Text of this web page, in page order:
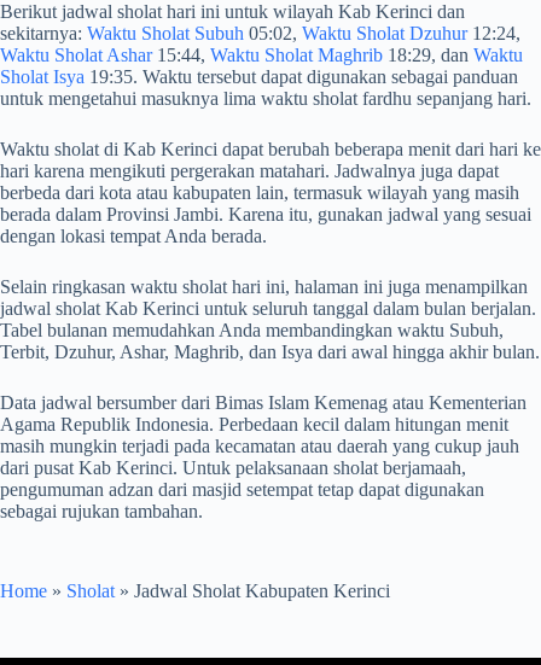
Berikut jadwal sholat hari ini untuk wilayah Kab Kerinci dan
sekitarnya: Waktu Sholat Subuh 05:02, Waktu Sholat Dzuhur12:24,
Waktu Sholat Ashar15:44, Waktu Sholat Maghrib 18:29, dan Waktu
Sholat Isya 19:35. Waktu tersebut dapat digunakan sebagai panduan
untuk mengetahui masuknya lima waktu sholat fardhu sepanjang hari.
Waktu sholat di Kab Kerinci dapat berubah beberapa menit dari hari ke
hari karena mengikuti pergerakan matahari. Jadwalnya juga dapat
berbeda dari kota atau kabupaten lain, termasuk wilayah yang masih
berada dalam Provinsi Jambi. Karena itu, gunakan jadwal yang sesuai
dengan lokasi tempat Anda berada.
Selain ringkasan waktu sholat hari ini, halaman ini juga menampilkan
jadwal sholat Kab Kerinci untuk seluruh tanggal dalam bulan berjalan.
Tabel bulanan memudahkan Anda membandingkan waktu Subuh,
Terbit, Dzuhur, Ashar, Maghrib, dan Isya dari awal hingga akhir bulan.
Data jadwal bersumber dari Bimas Islam Kemenag atau Kementerian
Agama Republik Indonesia. Perbedaan kecil dalam hitungan menit
masih mungkin terjadi pada kecamatan atau daerah yang cukup jauh
dari pusat Kab Kerinci. Untuk pelaksanaan sholat berjamaah,
pengumuman adzan dari masjid setempat tetap dapat digunakan
sebagai rujukan tambahan.
Home » Sholat » Jadwal Sholat Kabupaten Kerinci